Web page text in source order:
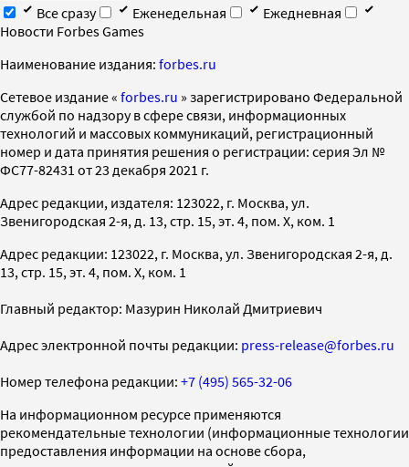
Все сразу
Еженедельная
Ежедневная
Новости Forbes Games
Наименование издания: forbes.ru
Cетевое издание « forbes.ru » зарегистрировано Федеральной
службой по надзору в сфере связи, информационных
технологий и массовых коммуникаций, регистрационный
номер и дата принятия решения о регистрации: серия Эл №
ФС77-82431 от 23 декабря 2021 г.
Адрес редакции, издателя: 123022, г. Москва, ул.
Звенигородская 2-я, д. 13, стр. 15, эт. 4, пом. X, ком. 1
Адрес редакции: 123022, г. Москва, ул. Звенигородская 2-я, д.
13, стр. 15, эт. 4, пом. X, ком. 1
Главный редактор: Мазурин Николай Дмитриевич
Адрес электронной почты редакции: press-release@forbes.ru
Номер телефона редакции: +7 (495) 565-32-06
На информационном ресурсе применяются
рекомендательные технологии (информационные технологии
предоставления информации на основе сбора,